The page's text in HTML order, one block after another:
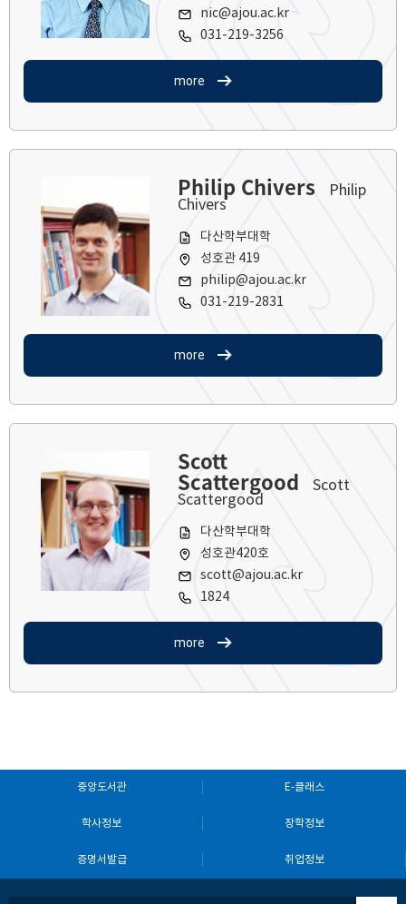
nic@ajou.ac.kr
031-219-3256
more
Philip Chivers
Philip
Chivers
다산학부대학
성호관 419
philip@ajou.ac.kr
031-219-2831
more
Scott
Scattergood
Scott
Scattergood
다산학부대학
성호관420호
scott@ajou.ac.kr
1824
more
중앙도서관 E-클래스
학사정보 장학정보
증명서발급 취업정보